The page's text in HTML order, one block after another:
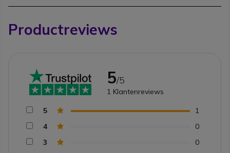
Productreviews
5/5
1 Klantenreviews
5
1
4
0
3
0